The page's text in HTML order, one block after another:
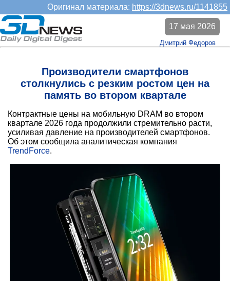
Оригинал материала: https://3dnews.ru/1141855
Производители смартфонов
столкнулись с резким ростом цен на
память во втором квартале
17 мая 2026
Дмитрий Федоров
Контрактные цены на мобильную DRAM во втором
квартале 2026 года продолжили стремительно расти,
усиливая давление на производителей смартфонов.
Об этом сообщила аналитическая компания
TrendForce.